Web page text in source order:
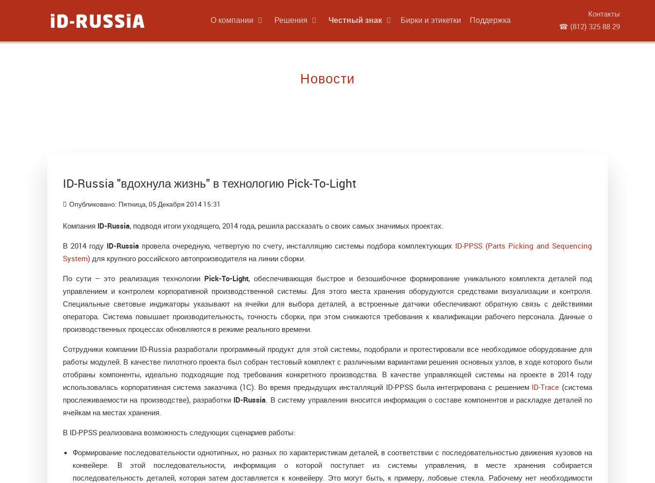
О компании Решения Честный знак Бирки и этикетки Поддержка
Контакты
☎ (812) 325 88 29
Новости
ID-Russia "вдохнула жизнь" в технологию Pick-To-Light
Опубликовано: Пятница, 05 Декабря 2014 15:31
Компания ID-Russia, подводя итоги уходящего, 2014 года, решила рассказать о своих самых значимых проектах.
В 2014 году ID-Russia провела очередную, четвертую по счету, инсталляцию системы подбора комплектующих ID-PPSS (Parts Picking and Sequencing
System) для крупного российского автопроизводителя на линии сборки.
По сути – это реализация технологии Pick-To-Light, обеспечивающая быстрое и безошибочное формирование уникального комплекта деталей под
управлением и контролем корпоративной производственной системы. Для этого места хранения оборудуются средствами визуализации и контроля.
Специальные световые индикаторы указывают на ячейки для выбора деталей, а встроенные датчики обеспечивают обратную связь с действиями
оператора. Система повышает производительность, точность сборки, при этом снижаются требования к квалификации рабочего персонала. Данные о
производственных процессах обновляются в режиме реального времени.
Сотрудники компании ID-Russia разработали программный продукт для этой системы, подобрали и протестировали все необходимое оборудование для
работы модулей. В качестве пилотного проекта был собран тестовый комплект с различными вариантами решения основных узлов, в ходе которого были
отобраны компоненты, идеально подходящие под требования конкретного производства. В качестве управляющей системы на проекте в 2014 году
использовалась корпоративная система заказчика (1С). Во время предыдущих инсталляций ID-PPSS была интегрирована с решением ID-Trace (система
прослеживаемости на производстве), разработки ID-Russia . В систему управления вносится информация о составе компонентов и раскладке деталей по
ячейкам на местах хранения.
В ID-PPSS реализована возможность следующих сценариев работы:
Формирование последовательности однотипных, но разных по характеристикам деталей, в соответствии с последовательностью движения кузовов на
конвейере. В этой последовательности, информация о которой поступает из системы управления, в месте хранения собирается
последовательность деталей, которая затем доставляется к конвейеру. Это могут быть, к примеру, лобовые стекла. Рабочему нет необходимости